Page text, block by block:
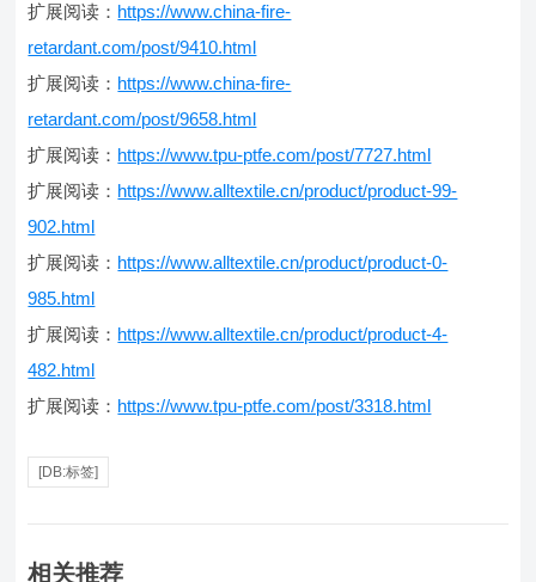
扩展阅读： https://www.china-fire-
retardant.com/post/9410.html
扩展阅读： https://www.china-fire-
retardant.com/post/9658.html
扩展阅读： https://www.tpu-ptfe.com/post/7727.html
扩展阅读： https://www.alltextile.cn/product/product-99-
902.html
扩展阅读： https://www.alltextile.cn/product/product-0-
985.html
扩展阅读： https://www.alltextile.cn/product/product-4-
482.html
扩展阅读： https://www.tpu-ptfe.com/post/3318.html
[DB:标签]
相关推荐